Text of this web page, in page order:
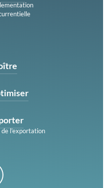
l’exportation